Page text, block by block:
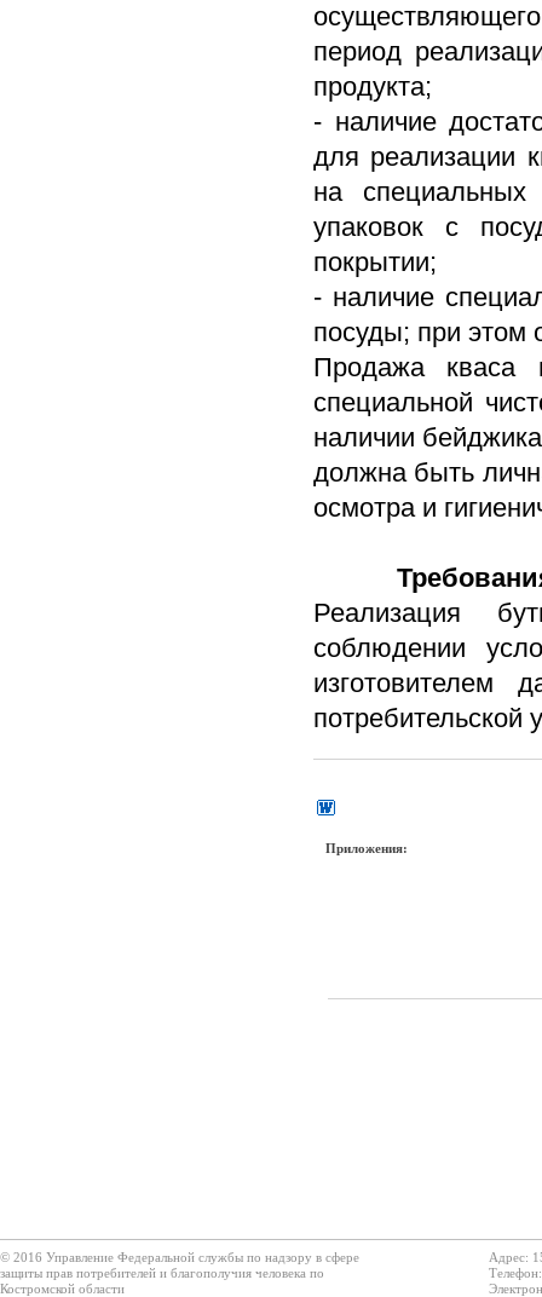
период
продукта;
- наличие
для реализации
на специальных
упаковок с
покрытии;
- наличие
посуды; при этом
Продажа кваса
специальной
наличии
должна быть
осмотра и
Реализация
соблюдении
изготовителем
потребительской
Приложения:
© 2016 Управление Федеральной службы по надзору в сфере
защиты прав потребителей и благополучия человека по
Костромской области
Адрес: